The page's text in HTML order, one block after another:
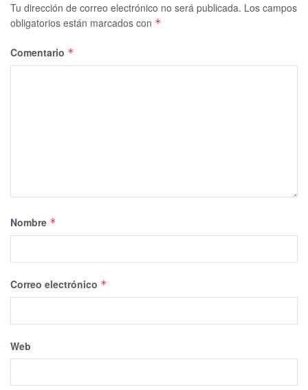
Tu dirección de correo electrónico no será publicada. Los campos
obligatorios están marcados con *
Comentario *
Nombre *
Correo electrónico *
Web